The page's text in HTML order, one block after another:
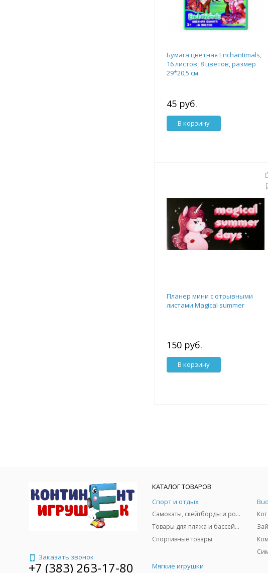
Бумага цветная Enchantimals,
16 листов, 8 цветов, размер
29*20,5 см
45 руб.
В корзину
Планер мини с отрывными
листами Magical summer
150 руб.
В корзину
Заказать звонок
+7 (383) 263-17-80
КАТАЛОГ ТОВАРОВ
Спорт и отдых
Самокаты, скейтборды и ролики
Товары для пляжа и бассейны
Спортивные товары
Мягкие игрушки